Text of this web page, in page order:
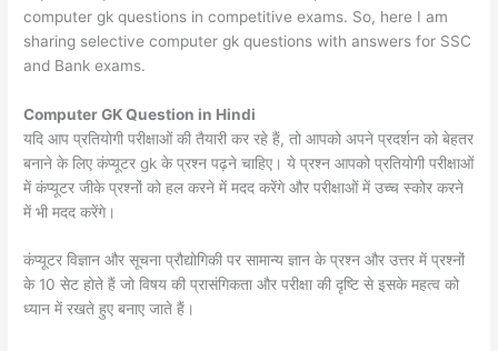
computer gk questions in competitive exams. So, here I am
sharing selective computer gk questions with answers for SSC
and Bank exams.
Computer GK Question in Hindi
यदि आप प्रतियोगी परीक्षाओं की तैयारी कर रहे हैं, तो आपको अपने प्रदर्शन को बेहतर
बनाने के लिए कंप्यूटर gk के प्रश्न पढ़ने चाहिए। ये प्रश्न आपको प्रतियोगी परीक्षाओं
में कंप्यूटर जीके प्रश्नों को हल करने में मदद करेंगे और परीक्षाओं में उच्च स्कोर करने
में भी मदद करेंगे।
कंप्यूटर विज्ञान और सूचना प्रौद्योगिकी पर सामान्य ज्ञान के प्रश्न और उत्तर में प्रश्नों
के 10 सेट होते हैं जो विषय की प्रासंगिकता और परीक्षा की दृष्टि से इसके महत्व को
ध्यान में रखते हुए बनाए जाते हैं।